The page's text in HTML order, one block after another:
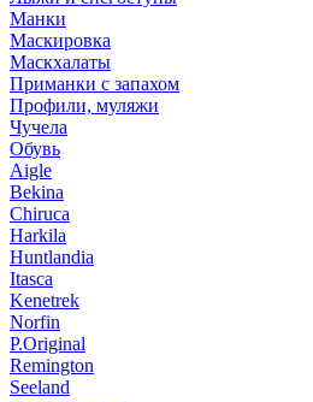
Манки
Маскировка
Маскхалаты
Приманки с запахом
Профили, муляжи
Чучела
Обувь
Aigle
Bekina
Chiruсa
Harkila
Huntlandia
Itasca
Kenetrek
Norfin
P.Original
Remington
Seeland